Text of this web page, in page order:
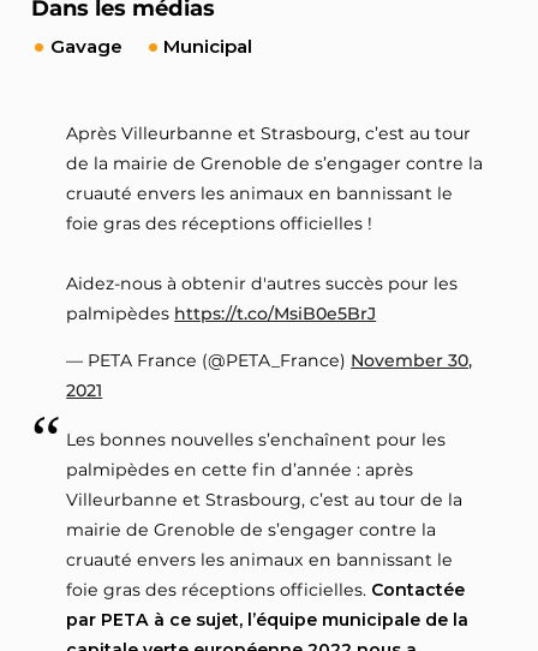
Dans les médias
Gavage Municipal
Après Villeurbanne et Strasbourg, c’est au tour
de la mairie de Grenoble de s’engager contre la
cruauté envers les animaux en bannissant le
foie gras des réceptions officielles !
Aidez-nous à obtenir d'autres succès pour les
palmipèdes https://t.co/MsiB0e5BrJ
— PETA France (@PETA_France) November 30,
2021
Les bonnes nouvelles s’enchaînent pour les
palmipèdes en cette fin d’année : après
Villeurbanne et Strasbourg, c’est au tour de la
mairie de Grenoble de s’engager contre la
cruauté envers les animaux en bannissant le
foie gras des réceptions officielles. Contactée
par PETA à ce sujet, l’équipe municipale de la